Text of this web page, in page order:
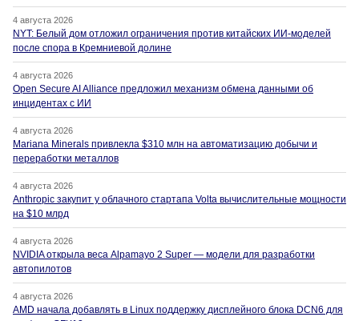
4 августа 2026
NYT: Белый дом отложил ограничения против китайских ИИ-моделей
после спора в Кремниевой долине
4 августа 2026
Open Secure AI Alliance предложил механизм обмена данными об
инцидентах с ИИ
4 августа 2026
Mariana Minerals привлекла $310 млн на автоматизацию добычи и
переработки металлов
4 августа 2026
Anthropic закупит у облачного стартапа Volta вычислительные мощности
на $10 млрд
4 августа 2026
NVIDIA открыла веса Alpamayo 2 Super — модели для разработки
автопилотов
4 августа 2026
AMD начала добавлять в Linux поддержку дисплейного блока DCN6 для